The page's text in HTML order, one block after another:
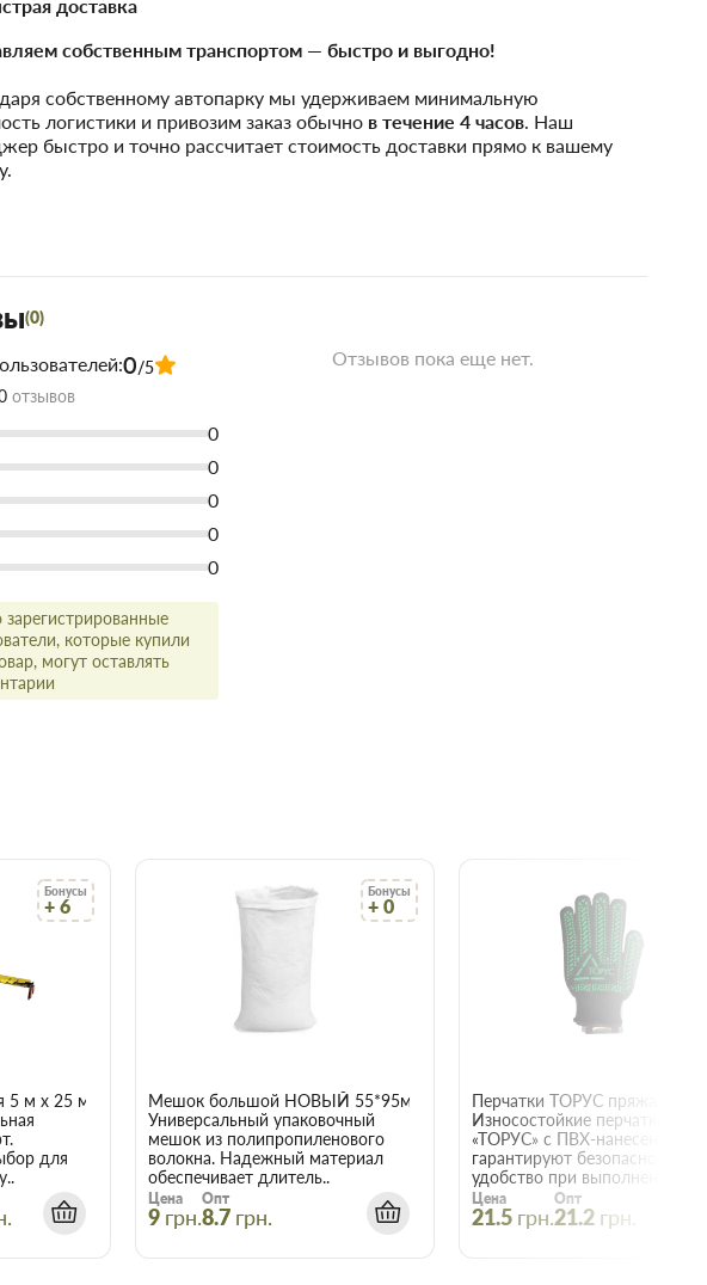
доставка
собственным транспортом — быстро и выгодно!
собственному автопарку мы удерживаем минимальную
логистики и привозим заказ обычно в течение 4 часов. Наш
быстро и точно рассчитает стоимость доставки прямо к вашему
(0)
0/5
отзывов
0
0
0
0
0
зарегистрированные
которые купили
могут оставлять
Отзывов пока еще нет.
Бонусы
+ 6
5 м x 25 мм Haisser 22015
для
Бонусы
+ 0
Мешок большой НОВЫЙ 55*95мм
Универсальный упаковочный
мешок из полипропиленового
волокна. Надежный материал
обеспечивает длитель..
Цена
9 грн.
Опт
8.7 грн.
Износостойкие перчатки
«ТОРУС» с ПВХ-нанесением
гарантируют безопасность и
удобство при выполнении е..
Цена
21.5 грн.
Опт
21.2 грн.